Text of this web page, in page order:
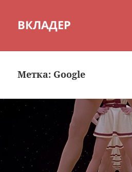
ВКЛАДЕР
Метка: Google